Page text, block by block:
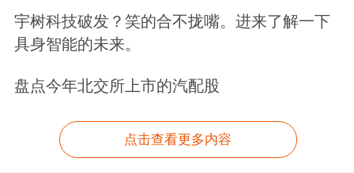
宇树科技破发？笑的合不拢嘴。进来了解一下
具身智能的未来。
盘点今年北交所上市的汽配股
点击查看更多内容